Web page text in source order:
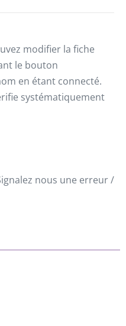
modifier la fiche
le bouton
en étant connecté.
systématiquement
nous une erreur /